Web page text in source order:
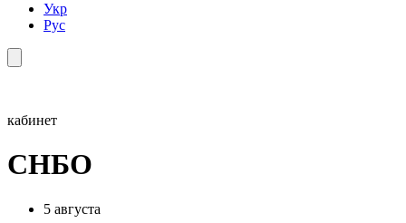
Укр
Рус
кабинет
СНБО
5 августа